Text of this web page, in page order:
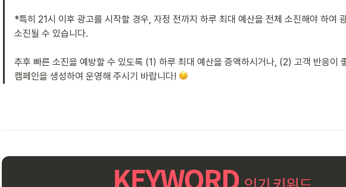
*특히 21시 이후 광고를 시작할 경우, 자정 전까지 하루 최대 예산을 전체 소진해야 하여
소진될 수 있습니다.
추후 빠른 소진을 예방할 수 있도록 (1) 하루 최대 예산을 증액하시거나, (2) 고객 반응이
캠페인을 생성하여 운영해 주시기 바랍니다!